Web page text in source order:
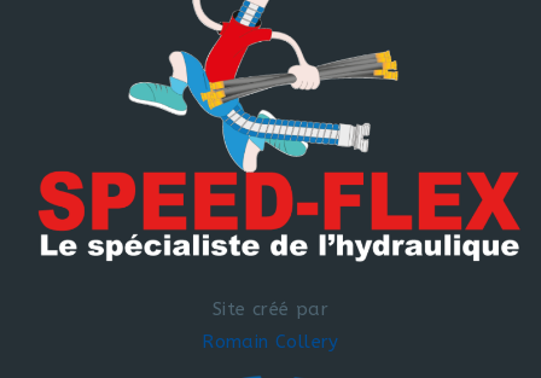
Site créé par
Romain Collery